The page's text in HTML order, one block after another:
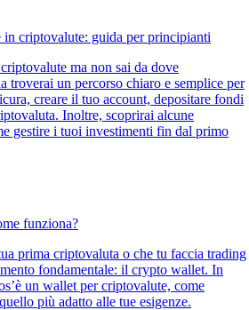
in criptovalute: guida per principianti
ma non sai da dove
troverai un percorso chiaro e semplice per
creare il tuo account, depositare fondi
Inoltre, scoprirai alcune
gestire i tuoi investimenti fin dal primo
funziona?
prima criptovaluta o che tu faccia trading
fondamentale: il crypto wallet. In
un wallet per criptovalute, come
più adatto alle tue esigenze.